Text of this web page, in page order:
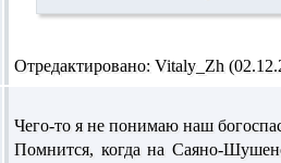
Отредактировано: Vitaly_Zh
Чего-то я не понимаю наш
Помнится, когда на Саяно-